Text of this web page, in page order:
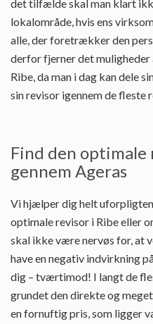
det tilfælde skal man klart
lokalområde, hvis ens
alle, der foretrækker den
derfor fjerner det
Ribe, da man i dag kan dele
sin revisor igennem de fleste
Find den optimale
gennem Ageras
Vi hjælper dig helt
optimale revisor i Ribe eller
skal ikke være nervøs for, at
have en negativ indvirkning
dig – tværtimod! I langt de
grundet den direkte og
en fornuftig pris, som ligger